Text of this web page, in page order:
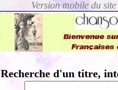
Recherche d'un titre,